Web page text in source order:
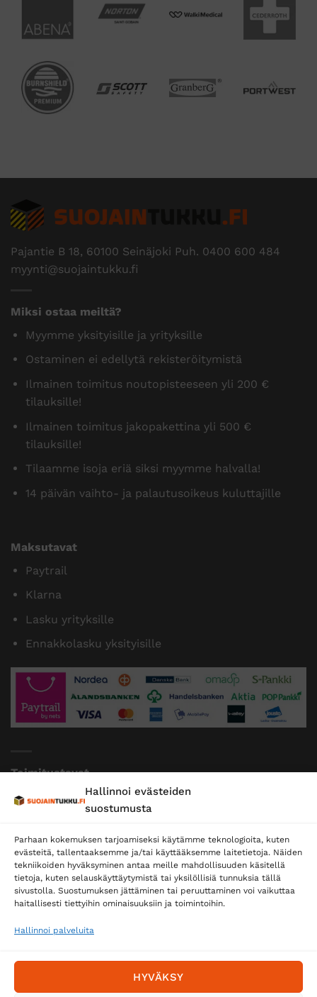
Hallinnoi evästeiden
suostumusta
Parhaan kokemuksen tarjoamiseksi käytämme teknologioita, kuten
evästeitä, tallentaaksemme ja/tai käyttääksemme laitetietoja. Näiden
tekniikoiden hyväksyminen antaa meille mahdollisuuden käsitellä
tietoja, kuten selauskäyttäytymistä tai yksilöllisiä tunnuksia tällä
sivustolla. Suostumuksen jättäminen tai peruuttaminen voi vaikuttaa
haitallisesti tiettyihin ominaisuuksiin ja toimintoihin.
Hallinnoi palveluita
HYVÄKSY
Pajantie B 18, 60100 Seinäjoki Puh. 0400 600 484
myynti@suojaintukku.fi
Miksi ostaa meiltä?
Myymme yksityisille ja yrityksille
Ostaminen ei edellytä rekisteröitymistä
Ilmainen toimitus noutopisteeseen yli 200 €
tilauksille!
Ilmainen toimitus jakopakettina yli 500 €
tilauksille!
Tilaamme isoja eriä siksi myymme halvalla!
14 päivän vaihto- ja palautusoikeus kuluttajille
Maksutavat
Paytrail
Klarna
Lasku yrityksille
Ennakkolasku yksityisille
Toimitustavat
Posti
Postnord
Tilaa uutiskirje ja saat erikoisalennuksia